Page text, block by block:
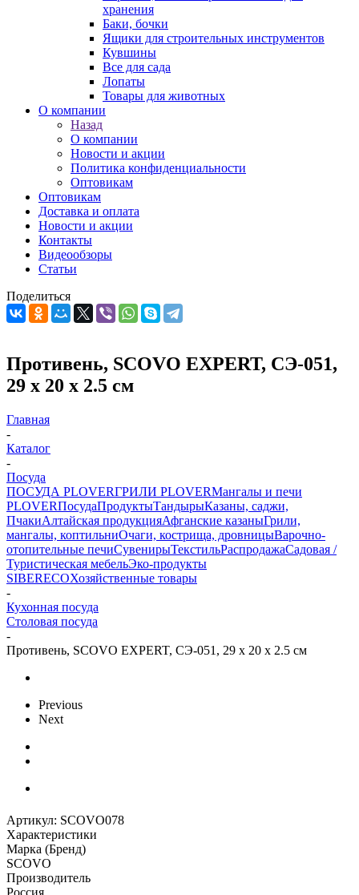
хранения
Баки, бочки
Ящики для строительных инструментов
Кувшины
Все для сада
Лопаты
Товары для животных
О компании
Назад
О компании
Новости и акции
Политика конфиденциальности
Оптовикам
Оптовикам
Доставка и оплата
Новости и акции
Контакты
Видеообзоры
Статьи
Поделиться
Противень, SCOVO EXPERT, СЭ-051,
29 х 20 х 2.5 см
Главная
-
Каталог
-
Посуда
ПОСУДА PLOVERГРИЛИ PLOVERМангалы и печи
PLOVERПосудаПродуктыТандырыКазаны, саджи,
ПчакиАлтайская продукцияАфганские казаныГрили,
мангалы, коптильниОчаги, кострища, дровницыВарочно-
отопительные печиСувенирыТекстильРаспродажаСадовая /
Туристическая мебельЭко-продукты
SIBERECOХозяйственные товары
-
Кухонная посуда
Столовая посуда
-
Противень, SCOVO EXPERT, СЭ-051, 29 х 20 х 2.5 см
Previous
Next
Артикул: SCOVO078
Характеристики
Марка (Бренд)
SCOVO
Производитель
Россия